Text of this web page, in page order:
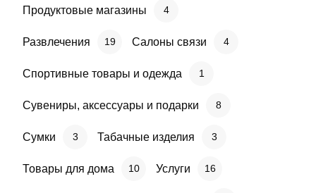
Продуктовые магазины 4
Развлечения 19 Салоны связи 4
Спортивные товары и одежда 1
Сувениры, аксессуары и подарки 8
Сумки 3 Табачные изделия 3
Товары для дома 10 Услуги 16